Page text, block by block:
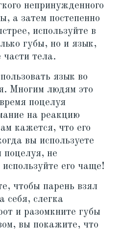
непринужденного
а затем постепенно
используйте в
губы, но и язык,
части тела.
язык во
Многим людям это
поцелуя
на реакцию
кажется, что его
вы используете
поцелуя, не
используйте его чаще!
чтобы парень взял
себя, слегка
и разомкните губы
вы покажите, что